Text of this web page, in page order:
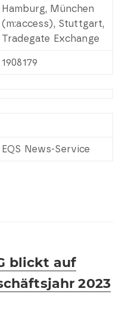
Hamburg, München
(m:access), Stuttgart,
Tradegate Exchange
1908179
EQS News-Service
blickt auf
2023